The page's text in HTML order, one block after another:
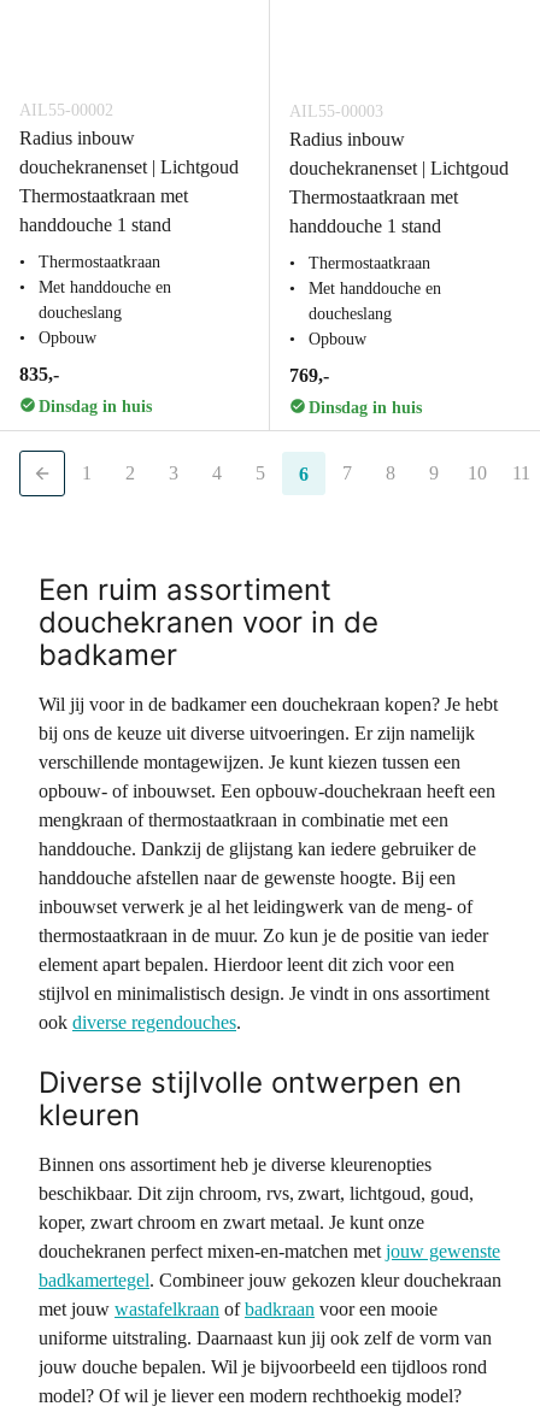
AIL55-00002
Radius inbouw
douchekranenset | Lichtgoud
Thermostaatkraan met
handdouche 1 stand
Thermostaatkraan
Met handdouche en
doucheslang
Opbouw
835,-
Dinsdag in huis
AIL55-00003
Radius inbouw
douchekranenset | Lichtgoud
Thermostaatkraan met
handdouche 1 stand
Thermostaatkraan
Met handdouche en
doucheslang
Opbouw
769,-
Dinsdag in huis
1 2 3 4 5 6 7 8 9 10 11
Een ruim assortiment
douchekranen voor in de
badkamer
Wil jij voor in de badkamer een douchekraan kopen? Je hebt
bij ons de keuze uit diverse uitvoeringen. Er zijn namelijk
verschillende montagewijzen. Je kunt kiezen tussen een
opbouw- of inbouwset. Een opbouw-douchekraan heeft een
mengkraan of thermostaatkraan in combinatie met een
handdouche. Dankzij de glijstang kan iedere gebruiker de
handdouche afstellen naar de gewenste hoogte. Bij een
inbouwset verwerk je al het leidingwerk van de meng- of
thermostaatkraan in de muur. Zo kun je de positie van ieder
element apart bepalen. Hierdoor leent dit zich voor een
stijlvol en minimalistisch design. Je vindt in ons assortiment
ook diverse regendouches.
Diverse stijlvolle ontwerpen en
kleuren
Binnen ons assortiment heb je diverse kleurenopties
beschikbaar. Dit zijn chroom, rvs, zwart, lichtgoud, goud,
koper, zwart chroom en zwart metaal. Je kunt onze
douchekranen perfect mixen-en-matchen met jouw gewenste
badkamertegel. Combineer jouw gekozen kleur douchekraan
met jouw wastafelkraan ofbadkraan voor een mooie
uniforme uitstraling. Daarnaast kun jij ook zelf de vorm van
jouw douche bepalen. Wil je bijvoorbeeld een tijdloos rond
model? Of wil je liever een modern rechthoekig model?